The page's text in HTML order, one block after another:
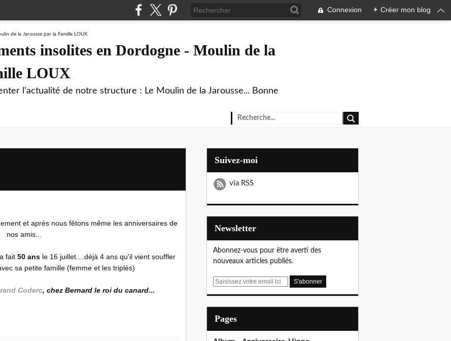
Connexion + Créer mon blog
insolites en Dordogne - Moulin de la
LOUX
l'actualité de notre structure : Le Moulin de la Jarousse... Bonne
et après nous fêtons même les anniversaires de
nos amis...
fait 50 ansle 16 juillet....déjà 4 ans qu'il vient souffler
sa petite famille (femme et les triplés)
Coderc, chez Bernard le roi du canard...
Suivez-moi
via RSS
Newsletter
Abonnez-vous pour être averti des
nouveaux articles publiés.
E
Pages